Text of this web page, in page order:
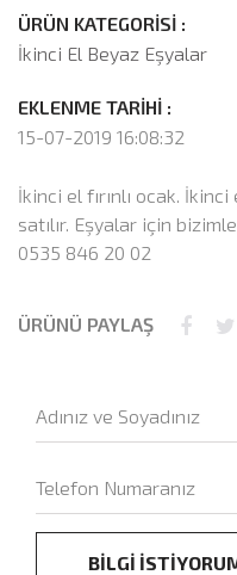
ÜRÜN KATEGORİSİ :
İkinci El Beyaz Eşyalar
EKLENME TARİHİ :
15-07-2019 16:08:32
İkinci el fırınlı ocak.
satılır. Eşyalar için
0535 846 20 02
ÜRÜNÜ PAYLAŞ
BİLGİ